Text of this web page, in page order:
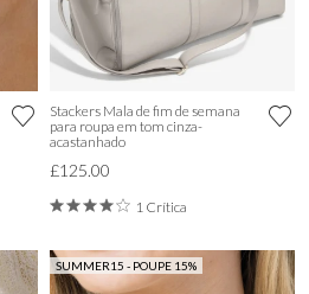
Stackers Mala de fim de semana
para roupa em tom cinza-
acastanhado
£125.00
1 Crítica
SUMMER15 - POUPE 15%